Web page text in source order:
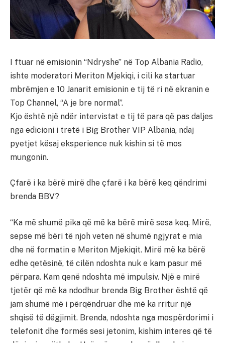
I ftuar në emisionin “Ndryshe” në Top Albania Radio,
ishte moderatori Meriton Mjekiqi, i cili ka startuar
mbrëmjen e 10 Janarit emisionin e tij të ri në ekranin e
Top Channel, “A je bre normal”.
Kjo është një ndër intervistat e tij të para që pas daljes
nga edicioni i tretë i Big Brother VIP Albania, ndaj
pyetjet kësaj eksperience nuk kishin si të mos
mungonin.
Çfarë i ka bërë mirë dhe çfarë i ka bërë keq qëndrimi
brenda BBV?
“Ka më shumë pika që më ka bërë mirë sesa keq. Mirë,
sepse më bëri të njoh veten në shumë ngjyrat e mia
dhe në formatin e Meriton Mjekiqit. Mirë më ka bërë
edhe qetësinë, të cilën ndoshta nuk e kam pasur më
përpara. Kam qenë ndoshta më impulsiv. Një e mirë
tjetër që më ka ndodhur brenda Big Brother është që
jam shumë më i përqëndruar dhe më ka rritur një
shqisë të dëgjimit. Brenda, ndoshta nga mospërdorimi i
telefonit dhe formës sesi jetonim, kishim interes që të